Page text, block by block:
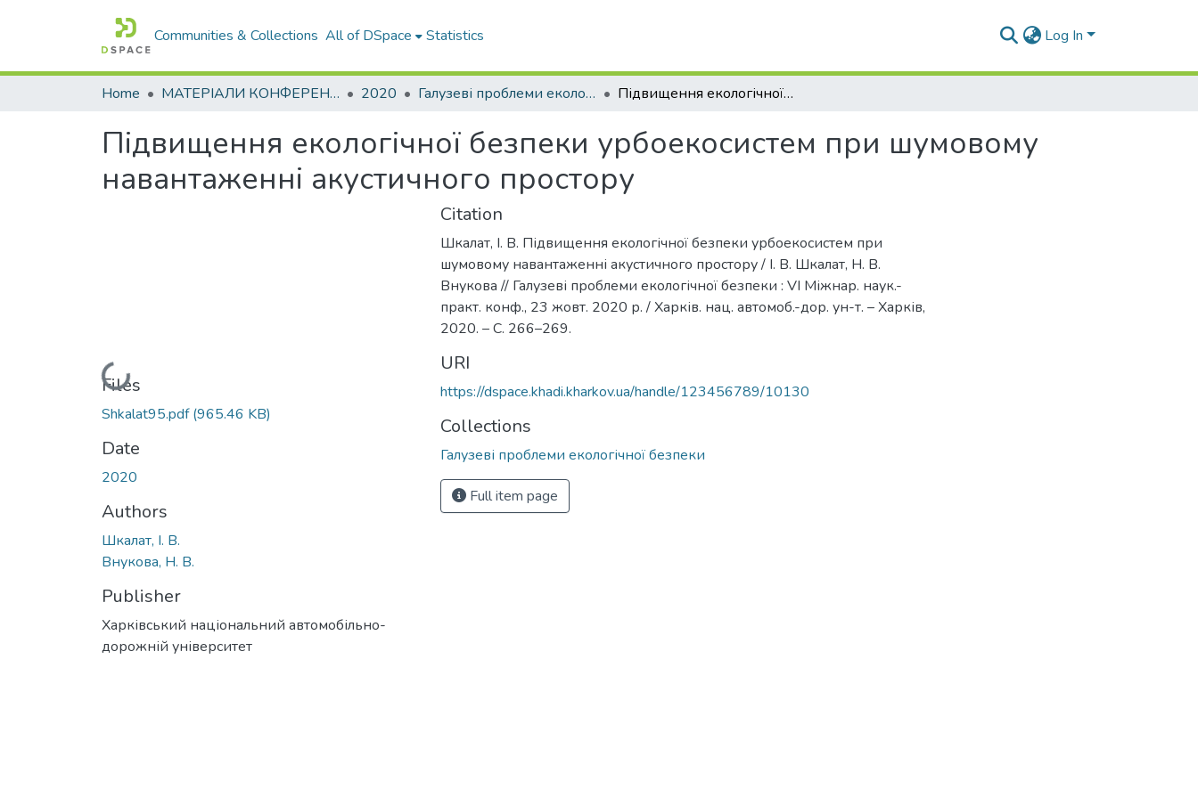
Communities & Collections All of DSpace Statistics Log In
Home МАТЕРІАЛИ КОНФЕРЕНЦІЙ 2020 Галузеві прoблеми екoлoгічнoї безпеки Підвищення екологічної безпеки урбоекосистем при шумовому навантаженні акустичного простору
Підвищення екологічної безпеки урбоекосистем при шумовому
навантаженні акустичного простору
Loading...
Files
Shkalat95.pdf(965.46 KB)
Date
2020
Authors
Шкалат, І. В.
Внукова, Н. В.
Publisher
Харківський національний автомобільно-
дорожній університет
Citation
Шкалат, І. В. Підвищення екологічної безпеки урбоекосистем при
шумовому навантаженні акустичного простору / І. В. Шкалат, Н. В.
Внукова // Галузеві проблеми екологічної безпеки : VI Міжнар. наук.-
практ. конф., 23 жовт. 2020 р. / Харків. нац. автомоб.-дор. ун-т. – Харків,
2020. – С. 266–269.
URI
https://dspace.khadi.kharkov.ua/handle/123456789/10130
Collections
Галузеві прoблеми екoлoгічнoї безпеки
Full item page